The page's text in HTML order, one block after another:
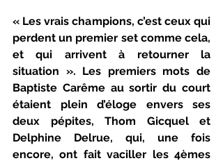
« Les vrais champions, c’est ceux qui
perdent un premier set comme cela,
et qui arrivent à retourner la
situation ». Les premiers mots de
Baptiste Carême au sortir du court
étaient plein d’éloge envers ses
deux pépites, Thom Gicquel et
Delphine Delrue, qui, une fois
encore, ont fait vaciller les 4èmes